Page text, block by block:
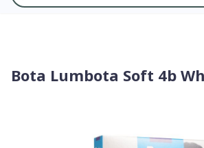
Bota Lumbota Soft 4b